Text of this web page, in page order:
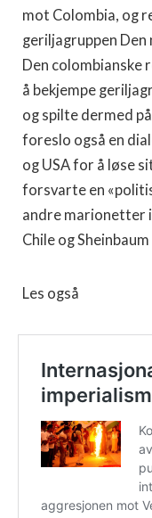
mot Colombia, og
geriljagruppen
Den colombianske
å bekjempe
og spilte dermed
foreslo også en
og USA for å løse
forsvarte en
andre marionetter i
Chile og
Les også